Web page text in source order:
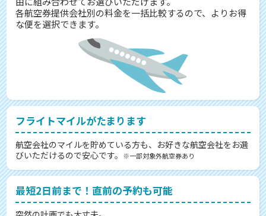
各航空券提供会社別の料金を一括比較するので、よりお得
な便を選択できます。
フライトマイルがたまります
航空会社のマイルを貯めている方も、お好きな航空会社をお選
びいただけるので安心です。
※一部対象外航空券あり
最短2日前まで！直前の予約も可能